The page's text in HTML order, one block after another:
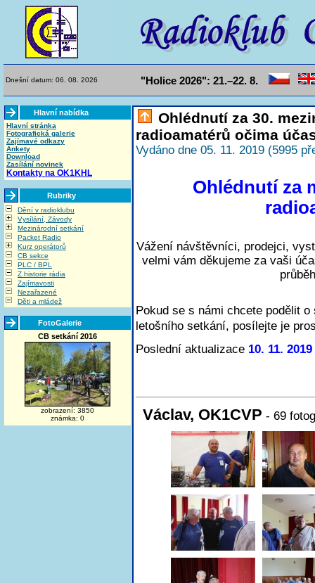
Dnešní datum: 06. 08. 2026 "Holice 2026": 21.–22. 8.
Hlavní nabídka
Hlavní stránka
Fotografická galerie
Zajímavé odkazy
Ankety
Download
Zasílání novinek
Kontakty na OK1KHL
Rubriky
Dění v radioklubu
Vysílání, Závody
Mezinárodní setkání
Packet Radio
Kurz operátorů
CB sekce
PLC / BPL
Z historie rádia
Zajímavosti
Nezařazené
Děti a mládež
FotoGalerie
CB setkání 2016
zobrazení: 3850
známka: 0
Ohlédnutí za 30.
radioamatérů očima
Vydáno dne 05. 11. 2019 (5995
Ohlédnutí za
Vážení návštěvníci, prodejci,
velmi vám děkujeme za vaši
Pokud se s námi chcete podělit
letošního setkání, posílejte je
Poslední aktualizace 10. 11. 2019
Václav, OK1CVP - 69